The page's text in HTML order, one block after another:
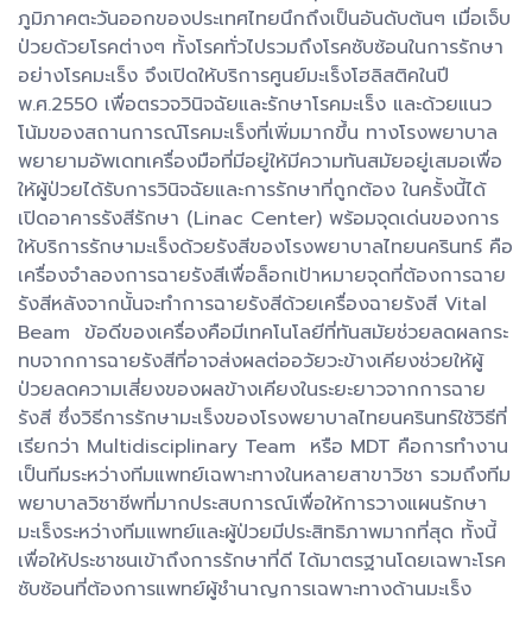
ภูมิภาคตะวันออกของประเทศไทยนึกถึงเป็นอันดับต้นๆ เมื่อเจ็บ
ป่วยด้วยโรคต่างๆ ทั้งโรคทั่วไปรวมถึงโรคซับซ้อนในการรักษา
อย่างโรคมะเร็ง จึงเปิดให้บริการศูนย์มะเร็งโฮลิสติคในปี
พ.ศ.2550 เพื่อตรวจวินิจฉัยและรักษาโรคมะเร็ง และด้วยแนว
โน้มของสถานการณ์โรคมะเร็งที่เพิ่มมากขึ้น ทางโรงพยาบาล
พยายามอัพเดทเครื่องมือที่มีอยู่ให้มีความทันสมัยอยู่เสมอเพื่อ
ให้ผู้ป่วยได้รับการวินิจฉัยและการรักษาที่ถูกต้อง ในครั้งนี้ได้
เปิดอาคารรังสีรักษา (Linac Center) พร้อมจุดเด่นของการ
ให้บริการรักษามะเร็งด้วยรังสีของโรงพยาบาลไทยนครินทร์ คือ
เครื่องจำลองการฉายรังสีเพื่อล็อกเป้าหมายจุดที่ต้องการฉาย
รังสีหลังจากนั้นจะทำการฉายรังสีด้วยเครื่องฉายรังสี Vital
Beam ข้อดีของเครื่องคือมีเทคโนโลยีที่ทันสมัยช่วยลดผลกระ
ทบจากการฉายรังสีที่อาจส่งผลต่ออวัยวะข้างเคียงช่วยให้ผู้
ป่วยลดความเสี่ยงของผลข้างเคียงในระยะยาวจากการฉาย
รังสี ซึ่งวิธีการรักษามะเร็งของโรงพยาบาลไทยนครินทร์ใช้วิธีที่
เรียกว่า Multidisciplinary Team หรือ MDT คือการทำงาน
เป็นทีมระหว่างทีมแพทย์เฉพาะทางในหลายสาขาวิชา รวมถึงทีม
พยาบาลวิชาชีพที่มากประสบการณ์เพื่อให้การวางแผนรักษา
มะเร็งระหว่างทีมแพทย์และผู้ป่วยมีประสิทธิภาพมากที่สุด ทั้งนี้
เพื่อให้ประชาชนเข้าถึงการรักษาที่ดี ได้มาตรฐานโดยเฉพาะโรค
ซับซ้อนที่ต้องการแพทย์ผู้ชำนาญการเฉพาะทางด้านมะเร็ง